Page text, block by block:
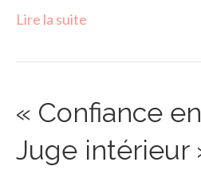
Lire la suite
« Confiance
Juge intérieur